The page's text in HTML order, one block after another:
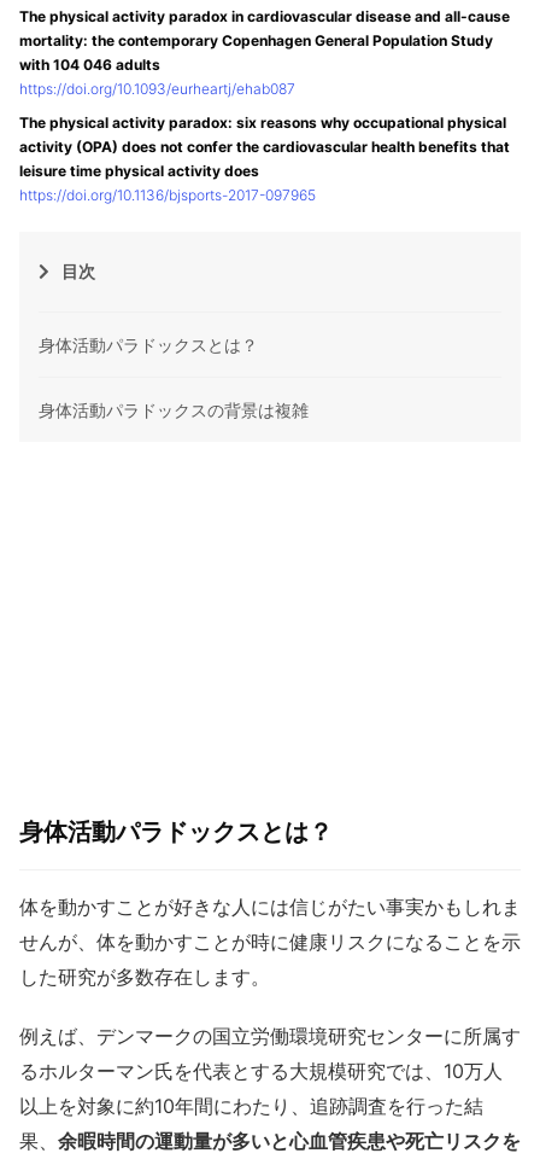
The physical activity paradox in cardiovascular disease and all-cause
mortality: the contemporary Copenhagen General Population Study
with 104 046 adults
https://doi.org/10.1093/eurheartj/ehab087
The physical activity paradox: six reasons why occupational physical
activity (OPA) does not confer the cardiovascular health benefits that
leisure time physical activity does
https://doi.org/10.1136/bjsports-2017-097965
目次
身体活動パラドックスとは？
身体活動パラドックスの背景は複雑
身体活動パラドックスとは？
体を動かすことが好きな人には信じがたい事実かもしれま
せんが、体を動かすことが時に健康リスクになることを示
した研究が多数存在します。
例えば、デンマークの国立労働環境研究センターに所属す
るホルターマン氏を代表とする大規模研究では、10万人
以上を対象に約10年間にわたり、追跡調査を行った結
果、 余暇時間の運動量が多いと心血管疾患や死亡リスクを